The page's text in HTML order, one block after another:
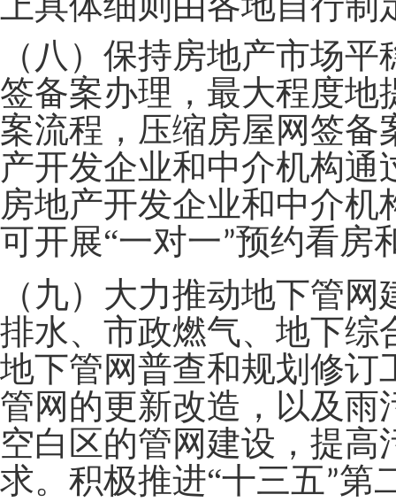
（八）保持房地产市场
签备案办理，最大程度地
案流程，压缩房屋网签备
产开发企业和中介机构
房地产开发企业和中介
可开展“一对一”预约看房
（九）大力推动地下管
排水、市政燃气、地下综
地下管网普查和规划修订
管网的更新改造，以及雨
空白区的管网建设，提
求。积极推进“十三五”第